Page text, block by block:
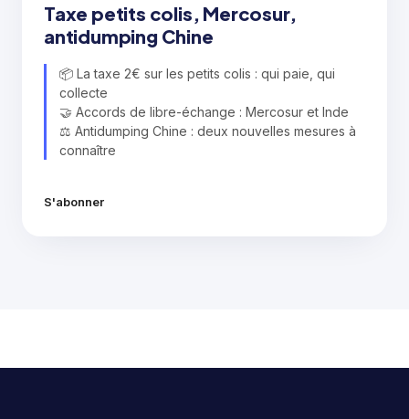
Taxe petits colis, Mercosur,
antidumping Chine
📦 La taxe 2€ sur les petits colis : qui paie, qui
collecte
🤝 Accords de libre-échange : Mercosur et Inde
⚖️ Antidumping Chine : deux nouvelles mesures à
connaître
S'abonner